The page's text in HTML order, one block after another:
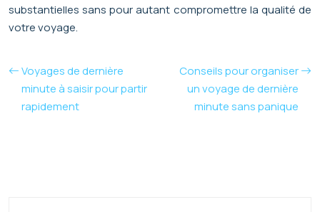
substantielles sans pour autant compromettre la qualité de
votre voyage.
Voyages de dernière
minute à saisir pour partir
rapidement
Conseils pour organiser
un voyage de dernière
minute sans panique